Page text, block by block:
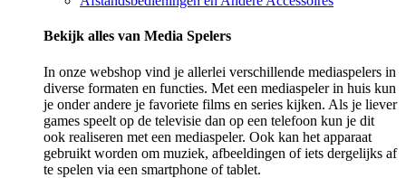
Bekijk alles van Media Spelers
In onze webshop vind je allerlei verschillende mediaspelers in
diverse formaten en functies. Met een mediaspeler in huis kun
je onder andere je favoriete films en series kijken. Als je liever
games speelt op de televisie dan op een telefoon kun je dit
ook realiseren met een mediaspeler. Ook kan het apparaat
gebruikt worden om muziek, afbeeldingen of iets dergelijks af
te spelen via een smartphone of tablet.